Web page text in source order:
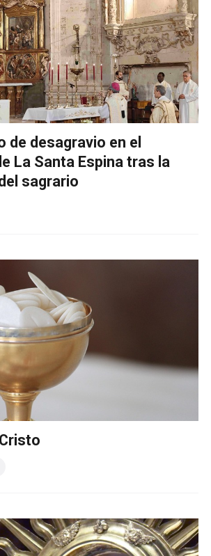
de desagravio en el
La Santa Espina tras la
sagrario